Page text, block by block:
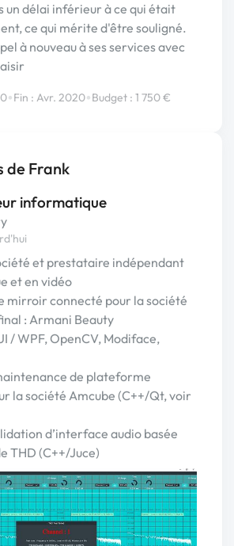
un délai inférieur à ce qui était
ce qui mérite d'être souligné.
à nouveau à ses services avec
•Fin : Avr. 2020•Budget : 1 750 €
de Frank
informatique
et prestataire indépendant
et en vidéo
mirroir connecté pour la société
: Armani Beauty
/ WPF, OpenCV, Modiface,
de plateforme
la société Amcube (C++/Qt, voir
d’interface audio basée
THD (C++/Juce)